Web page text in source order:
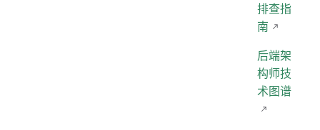
排查指
南
后端架
构师技
术图谱